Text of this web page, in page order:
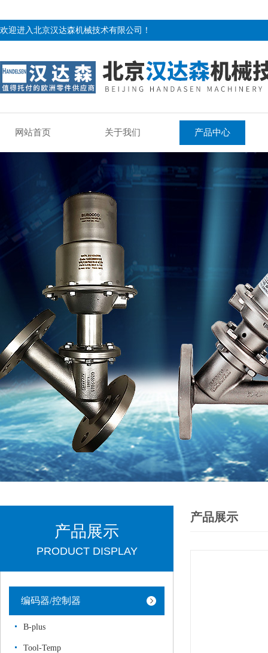
欢迎进入北京汉达森机械技术有限公司！
网站首页 关于我们 产品中心
产品展示
PRODUCT DISPLAY
编码器/控制器
B-plus
Tool-Temp
产品展示